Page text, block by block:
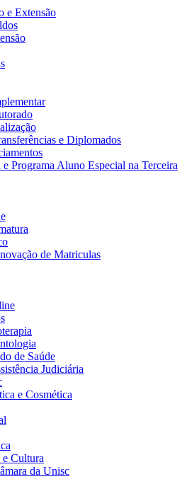
e Extensão
e Diplomados
Programa Aluno Especial na Terceira
de Matriculas
de Saúde
Judiciária
e Cosmética
Cultura
da Unisc